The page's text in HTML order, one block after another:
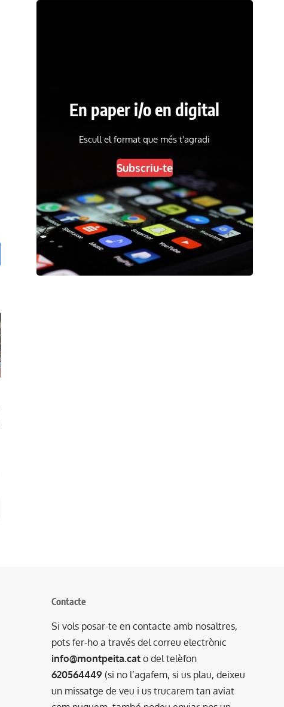
En paper i/o en digital
Escull el format que més t'agradi
Subscriu-te
Contacte
Si vols posar-te en contacte amb nosaltres,
pots fer-ho a través del correu electrònic
info@montpeita.cat o del telèfon
620564449 (si no l’agafem, si us plau, deixeu
un missatge de veu i us trucarem tan aviat